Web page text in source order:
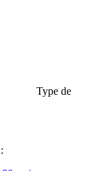
Type de